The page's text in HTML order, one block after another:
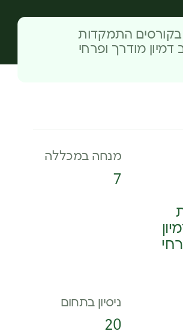
התמקדות
דמיון מודרך ופרחי
מנחה במכללה
7
ניסיון בתחום
20